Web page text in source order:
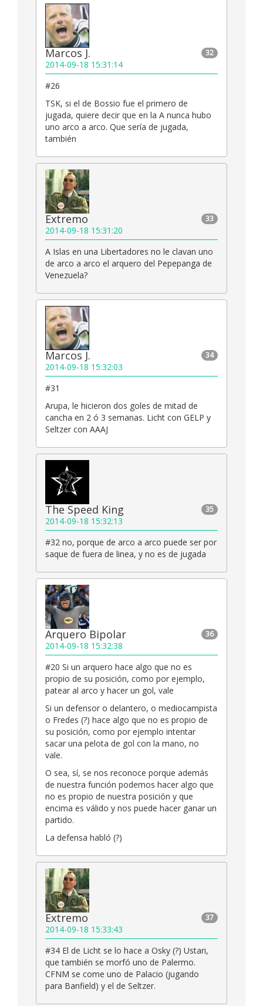
32
Marcos J.
2014-09-18 15:31:14
#26
TSK, si el de Bossio fue el primero de
jugada, quiere decir que en la A nunca hubo
uno arco a arco. Que sería de jugada,
también
33
Extremo
2014-09-18 15:31:20
A Islas en una Libertadores no le clavan uno
de arco a arco el arquero del Pepepanga de
Venezuela?
34
Marcos J.
2014-09-18 15:32:03
#31
Arupa, le hicieron dos goles de mitad de
cancha en 2 ó 3 semanas. Licht con GELP y
Seltzer con AAAJ
35
The Speed King
2014-09-18 15:32:13
#32 no, porque de arco a arco puede ser por
saque de fuera de linea, y no es de jugada
36
Arquero Bipolar
2014-09-18 15:32:38
#20 Si un arquero hace algo que no es
propio de su posición, como por ejemplo,
patear al arco y hacer un gol, vale
Si un defensor o delantero, o mediocampista
o Fredes (?) hace algo que no es propio de
su posición, como por ejemplo intentar
sacar una pelota de gol con la mano, no
vale.
O sea, sí, se nos reconoce porque además
de nuestra función podemos hacer algo que
no es propio de nuestra posición y que
encima es válido y nos puede hacer ganar un
partido.
La defensa habló (?)
37
Extremo
2014-09-18 15:33:43
#34 El de Licht se lo hace a Osky (?) Ustari,
que también se morfó uno de Palermo.
CFNM se come uno de Palacio (jugando
para Banfield) y el de Seltzer.